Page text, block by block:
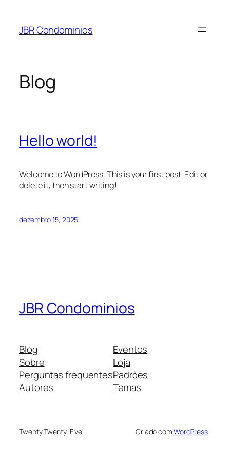
JBR Condominios
Blog
Hello world!
Welcome to WordPress. This is your first post. Edit or
delete it, then start writing!
dezembro 15, 2025
JBR Condominios
Blog
Sobre
Perguntas frequentes
Autores
Eventos
Loja
Padrões
Temas
Twenty Twenty-Five Criado com WordPress